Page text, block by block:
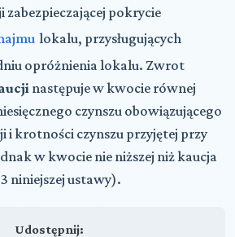
zabezpieczającej pokrycie
lokalu, przysługujących
opróżnienia lokalu. Zwrot
następuje w kwocie równej
czynszu obowiązującego
i krotności czynszu przyjętej przy
w kwocie nie niższej niż kaucja
niniejszej ustawy).
Udostępnij: